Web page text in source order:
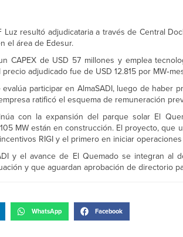
Luz resultó adjudicataria a través de Central
el área de Edesur.
CAPEX de USD 57 millones y emplea
adjudicado fue de USD 12.815 por
participar en AlmaSADI, luego de haber
ratificó el esquema de remuneración
con la expansión del parque solar El
MW están en construcción. El proyecto,
RIGI y el primero en iniciar
y el avance de El Quemado se integran al
y que aguardan aprobación de directorio
WhatsApp Facebook